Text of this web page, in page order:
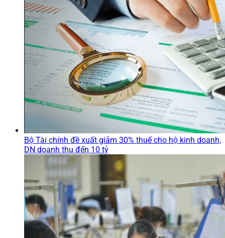
Bộ Tài chính đề xuất giảm 30% thuế cho hộ kinh doanh,
DN doanh thu đến 10 tỷ